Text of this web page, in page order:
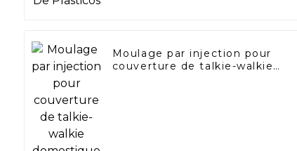
Moulage par injection pour
couverture de talkie-walkie